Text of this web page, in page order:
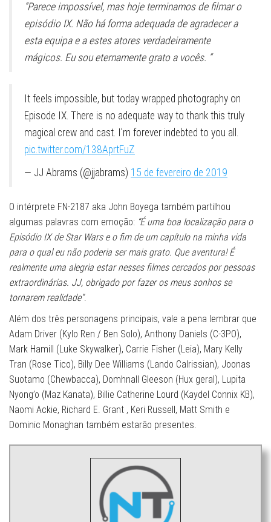
“Parece impossível, mas hoje terminamos de filmar o
episódio IX. Não há forma adequada de agradecer a
esta equipa e a estes atores verdadeiramente
mágicos. Eu sou eternamente grato a vocês. “
It feels impossible, but today wrapped photography on
Episode IX. There is no adequate way to thank this truly
magical crew and cast. I’m forever indebted to you all.
pic.twitter.com/138AprtFuZ
— JJ Abrams (@jjabrams) 15 de fevereiro de 2019
O intérprete FN-2187 aka John Boyega também partilhou
algumas palavras com emoção: “É uma boa localização para o
Episódio IX de Star Wars e o fim de um capítulo na minha vida
para o qual eu não poderia ser mais grato. Que aventura! É
realmente uma alegria estar nesses filmes cercados por pessoas
extraordinárias. JJ, obrigado por fazer os meus sonhos se
tornarem realidade”.
Além dos três personagens principais, vale a pena lembrar que
Adam Driver (Kylo Ren / Ben Solo), Anthony Daniels (C-3PO),
Mark Hamill (Luke Skywalker), Carrie Fisher (Leia), Mary Kelly
Tran (Rose Tico), Billy Dee Williams (Lando Calrissian), Joonas
Suotamo (Chewbacca), Domhnall Gleeson (Hux geral), Lupita
Nyong’o (Maz Kanata), Billie Catherine Lourd (Kaydel Connix KB),
Naomi Ackie, Richard E. Grant , Keri Russell, Matt Smith e
Dominic Monaghan também estarão presentes.